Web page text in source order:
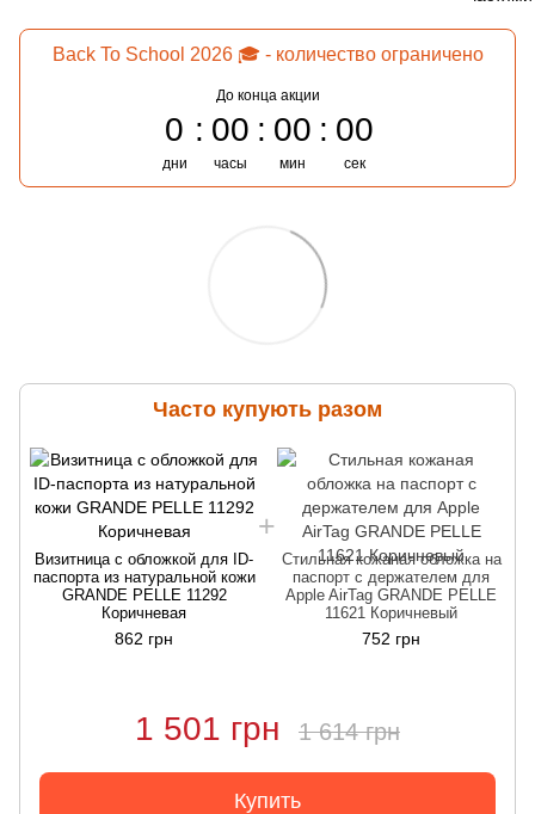
Back To School 2026 🎓 - количество ограничено
До конца акции
0
дни
00
часы
00
мин
00
сек
Часто купують разом
Визитница с обложкой для ID-
паспорта из натуральной кожи
GRANDE PELLE 11292
Коричневая
862 грн
Стильная кожаная обложка на
паспорт с держателем для
Apple AirTag GRANDE PELLE
11621 Коричневый
752 грн
1 501 грн 1 614 грн
Купить